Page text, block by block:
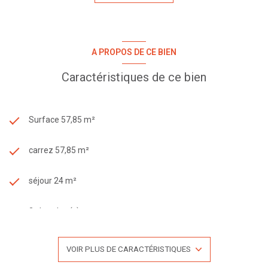
A PROPOS DE CE BIEN
Caractéristiques de ce bien
Surface 57,85 m²
carrez 57,85 m²
séjour 24 m²
2 chambre(s)
VOIR PLUS DE CARACTÉRISTIQUES